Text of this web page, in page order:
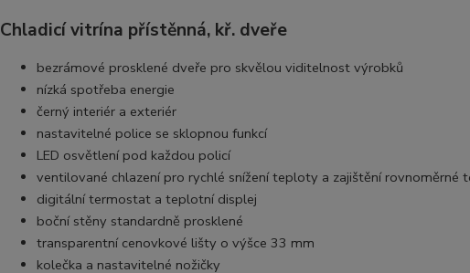
Chladicí vitrína přístěnná, kř. dveře
bezrámové prosklené dveře pro skvělou viditelnost výrobků
nízká spotřeba energie
černý interiér a exteriér
nastavitelné police se sklopnou funkcí
LED osvětlení pod každou policí
ventilované chlazení pro rychlé snížení teploty a zajištění rovnoměrné
digitální termostat a teplotní displej
boční stěny standardně prosklené
transparentní cenovkové lišty o výšce 33 mm
kolečka a nastavitelné nožičky